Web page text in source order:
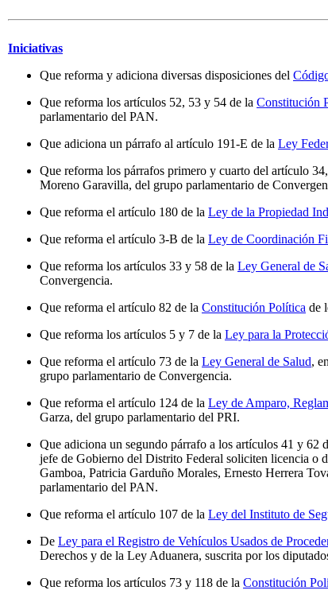
Iniciativas
Que reforma y adiciona diversas disposiciones del
Que reforma los artículos 52, 53 y 54 de la Constitución
parlamentario del PAN.
Que adiciona un párrafo al artículo 191-E de la Ley
Que reforma los párrafos primero y cuarto del artículo
Moreno Garavilla, del grupo parlamentario de
Que reforma el artículo 180 de la Ley de la Propiedad
Que reforma el artículo 3-B de la Ley de Coordinación
Que reforma los artículos 33 y 58 de la Ley General de
Convergencia.
Que reforma el artículo 82 de la Constitución Política de
Que reforma los artículos 5 y 7 de la Ley para la
Que reforma el artículo 73 de la Ley General de Salud,
grupo parlamentario de Convergencia.
Que reforma el artículo 124 de la Ley de Amparo,
Garza, del grupo parlamentario del PRI.
Que adiciona un segundo párrafo a los artículos 41 y 62
jefe de Gobierno del Distrito Federal soliciten licencia o
Gamboa, Patricia Garduño Morales, Ernesto Herrera
parlamentario del PAN.
Que reforma el artículo 107 de la Ley del Instituto de
De Ley para el Registro de Vehículos Usados de
Derechos y de la Ley Aduanera, suscrita por los
Que reforma los artículos 73 y 118 de la Constitución